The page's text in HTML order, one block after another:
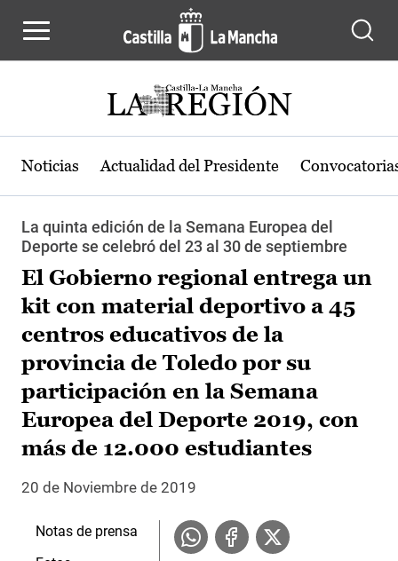
Noticias Actualidad del Presidente
La quinta edición de la Semana Europea del
Deporte se celebró del 23 al 30 de septiembre
El Gobierno regional entrega un
kit con material deportivo a 45
centros educativos de la
provincia de Toledo por su
participación en la Semana
Europea del Deporte 2019, con
más de 12.000 estudiantes
20 de Noviembre de 2019
Notas de prensa